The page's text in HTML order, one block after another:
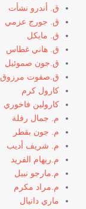
ق. أندرو نشأت
ق. جورج عزمي
ق. مايكل
ق. هاني غطاس
ق.جون صموئيل
ق.صفوت مرزوق
كارول كرم
كارولين فاخوري
م. جمال رفلة
م. جون بقطر
م. شريف أديب
م.ريهام الفريد
م.مارجو نبيل
م.مراد مكرم
ماري دانيال